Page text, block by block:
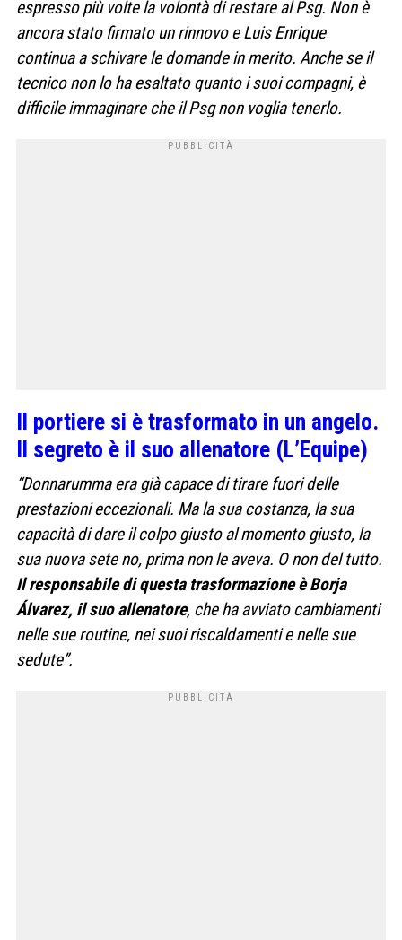
espresso più volte la volontà di restare al Psg. Non è
ancora stato firmato un rinnovo e Luis Enrique
continua a schivare le domande in merito. Anche se il
tecnico non lo ha esaltato quanto i suoi compagni, è
difficile immaginare che il Psg non voglia tenerlo.
Il portiere si è trasformato in un angelo.
Il segreto è il suo allenatore (L’Equipe)
“Donnarumma era già capace di tirare fuori delle
prestazioni eccezionali. Ma la sua costanza, la sua
capacità di dare il colpo giusto al momento giusto, la
sua nuova sete no, prima non le aveva. O non del tutto.
Il responsabile di questa trasformazione è Borja
Álvarez, il suo allenatore, che ha avviato cambiamenti
nelle sue routine, nei suoi riscaldamenti e nelle sue
sedute”.